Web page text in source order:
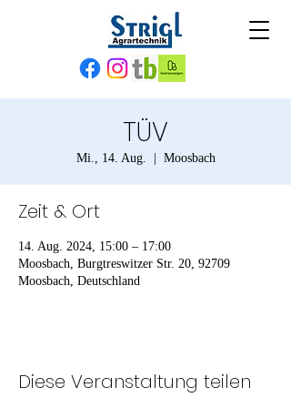
TÜV
Mi., 14. Aug. Moosbach
Zeit & Ort
14. Aug. 2024, 15:00 – 17:00
Moosbach, Burgtreswitzer Str. 20, 92709
Moosbach, Deutschland
Diese Veranstaltung teilen